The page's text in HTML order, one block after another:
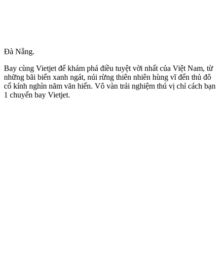
Đà Nẵng.
Bay cùng Vietjet để khám phá điều tuyệt vời nhất của Việt Nam, từ
những bãi biển xanh ngát, núi rừng thiên nhiên hùng vĩ đến thủ đô
cổ kính nghìn năm văn hiến. Vô vàn trải nghiệm thú vị chỉ cách bạn
1 chuyến bay Vietjet.